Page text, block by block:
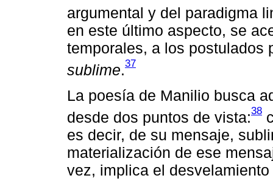
argumental y del paradigma
en este último aspecto, se
temporales, a los postulados
sublime.37
La poesía de Manilio busca
desde dos puntos de vista:38
es decir, de su mensaje,
materialización de ese
vez, implica el